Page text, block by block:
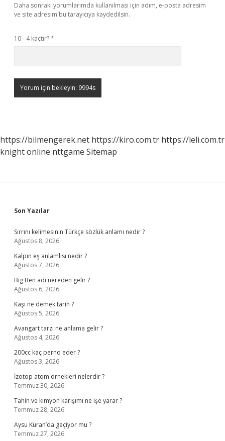
Daha sonraki yorumlarımda kullanılması için adım, e-posta adresim
ve site adresim bu tarayıcıya kaydedilsin.
10 - 4 kaçtır?*
https://bilmengerek.net https://kiro.com.tr https://leli.com.tr
knight online nttgame Sitemap
Sidebar
Son Yazılar
Sırrını kelimesinin Türkçe sözlük anlamı nedir ?
Ağustos 8, 2026
Kalpın eş anlamlısı nedir ?
Ağustos 7, 2026
Big Ben adı nereden gelir ?
Ağustos 6, 2026
Kaşi ne demek tarih ?
Ağustos 5, 2026
Avangart tarzı ne anlama gelir ?
Ağustos 4, 2026
200cc kaç perno eder ?
Ağustos 3, 2026
İzotop atom örnekleri nelerdir ?
Temmuz 30, 2026
Tahin ve kimyon karışımı ne işe yarar ?
Temmuz 28, 2026
Aysu Kuran’da geçiyor mu ?
Temmuz 27, 2026